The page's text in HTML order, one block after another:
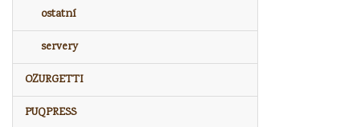
ostatní
servery
OZURGETTI
PUQPRESS